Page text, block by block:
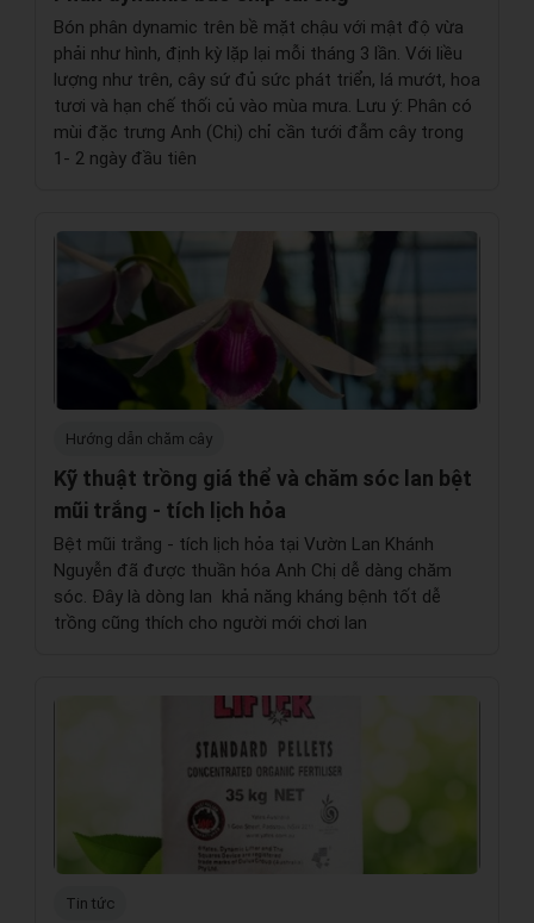
Bón phân dynamic trên bề mặt chậu với mật độ vừa
phải như hình, định kỳ lặp lại mỗi tháng 3 lần. Với liều
lượng như trên, cây sứ đủ sức phát triển, lá mướt, hoa
tươi và hạn chế thối củ vào mùa mưa. Lưu ý: Phân có
mùi đặc trưng Anh (Chị) chỉ cần tưới đẫm cây trong
1- 2 ngày đầu tiên
Hướng dẫn chăm cây
Kỹ thuật trồng giá thể và chăm sóc lan bệt
mũi trắng - tích lịch hỏa
Bệt mũi trắng - tích lịch hỏa tại Vườn Lan Khánh
Nguyễn đã được thuần hóa Anh Chị dễ dàng chăm
sóc. Đây là dòng lan khả năng kháng bệnh tốt dễ
trồng cũng thích cho người mới chơi lan
Tin tức